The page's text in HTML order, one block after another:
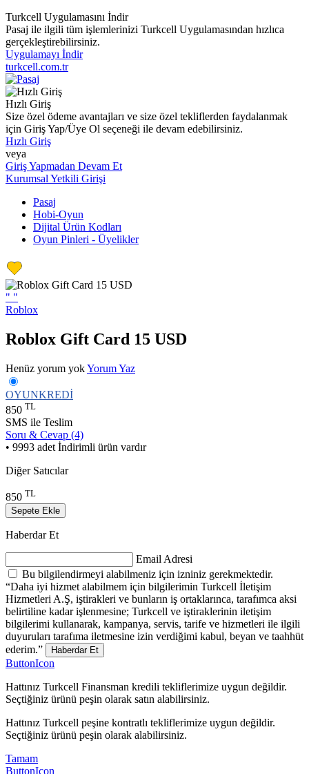
Turkcell Uygulamasını İndir
Pasaj ile ilgili tüm işlemlerinizi Turkcell Uygulamasından hızlıca
gerçekleştirebilirsiniz.
Uygulamayı İndir
turkcell.com.tr
Hızlı Giriş
Size özel ödeme avantajları ve size özel tekliflerden faydalanmak
için Giriş Yap/Üye Ol seçeneği ile devam edebilirsiniz.
Hızlı Giriş
veya
Giriş Yapmadan Devam Et
Kurumsal Yetkili Girişi
Pasaj
Hobi-Oyun
Dijital Ürün Kodları
Oyun Pinleri - Üyelikler
" "
Roblox
Roblox Gift Card 15 USD
Henüz yorum yokYorum Yaz
OYUNKREDİ
850 TL
SMS ile Teslim
Soru & Cevap (4)
• 9993 adet İndirimli ürün vardır
Diğer Satıcılar
850 TL
Sepete Ekle
Haberdar Et
Email Adresi
Bu bilgilendirmeyi alabilmeniz için izniniz gerekmektedir.
“Daha iyi hizmet alabilmem için bilgilerimin Turkcell İletişim
Hizmetleri A.Ş, iştirakleri ve bunların iş ortaklarınca, tarafımca aksi
belirtiline kadar işlenmesine; Turkcell ve iştiraklerinin iletişim
bilgilerimi kullanarak, kampanya, servis, tarife ve hizmetleri ile ilgili
duyuruları tarafıma iletmesine izin verdiğimi kabul, beyan ve taahhüt
ederim.”
Haberdar Et
ButtonIcon
Hattınız Turkcell Finansman kredili tekliflerimize uygun değildir.
Seçtiğiniz ürünü peşin olarak satın alabilirsiniz.
Hattınız Turkcell peşine kontratlı tekliflerimize uygun değildir.
Seçtiğiniz ürünü peşin olarak alabilirsiniz.
Tamam
ButtonIcon